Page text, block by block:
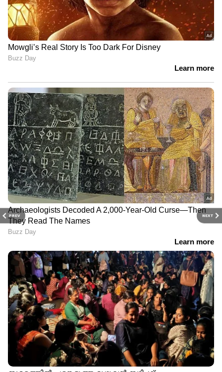
PREV NEXT